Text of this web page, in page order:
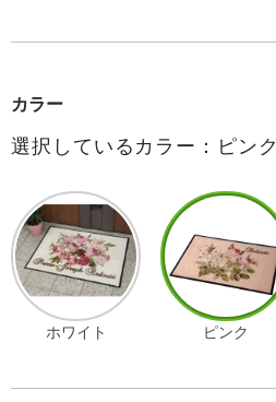
カラー
選択しているカラー：ピンク
ホワイト ピンク